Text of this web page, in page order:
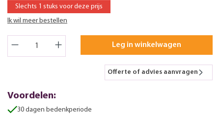
Slechts 1 stuks voor deze prijs
Ik wil meer bestellen
Leg in winkelwagen
Offerte of advies aanvragen
Voordelen:
30 dagen bedenkperiode